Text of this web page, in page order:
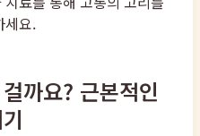
세요.
까요? 근본적인